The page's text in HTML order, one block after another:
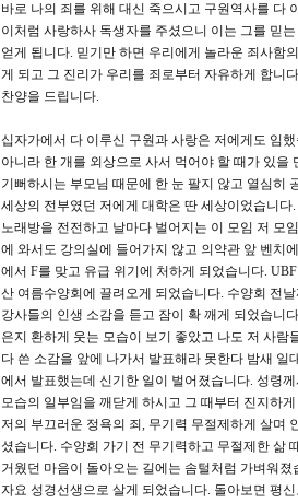
바로 나의 죄를 위해 대신 죽으시고 구원역사를 다
이처럼 사랑하사 독생자를 주셨으니 이는 그를 믿
얻게 됩니다. 믿기만 하면 우리에게 놀라운 죄사함
게 되고 그 진리가 우리를 죄로부터 자유하게 합니
찬양을 드립니다.
십자가에서 다 이루신 구원과 사랑은 저에게도 임
아니라 한 개를 외상으로 사서 먹어야 할 때가 있
기뻐하시는 부모님 때문에 한 눈 팔지 않고 열심히
세상의 전부였던 저에게 대학은 딴 세상이었습니
노래방을 전전하고 날마다 벌어지는 이 모임 저 모
에 와서도 강의실에 들어가지 않고 의약관 앞 벤치
에서 F를 맞고 유급 위기에 처하게 되었습니다.
산 여름수양회에 끌려오게 되었습니다. 수양회 전
강사들의 인생 소감을 듣고 잠이 확 깨게 되었습니
은지 환하게 웃는 모습이 보기 좋았고 나도 저 사
다 쓴 소감을 앞에 나가서 발표해라 못한다 밤새
에서 발표했는데 신기한 일이 벌어졌습니다. 성령
모습의 일부임을 깨닫게 하시고 그 때부터 진지하
저의 부끄러운 정욕의 죄, 무기력 무절제하게 살며
셨습니다. 수양회 가기 전 무기력하고 무절제한 삶
거웠던 마음이 돌아오는 길에는 솜털처럼 가벼워
자요 성경선생으로 살게 되었습니다. 돌아보면 평